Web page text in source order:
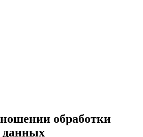
обработки
данных